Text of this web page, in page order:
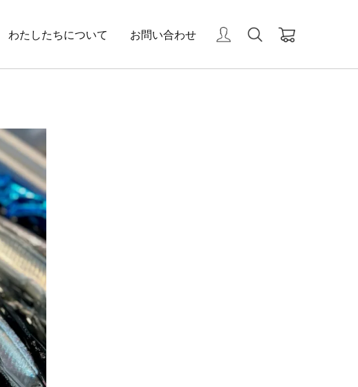
わたしたちについて お問い合わせ